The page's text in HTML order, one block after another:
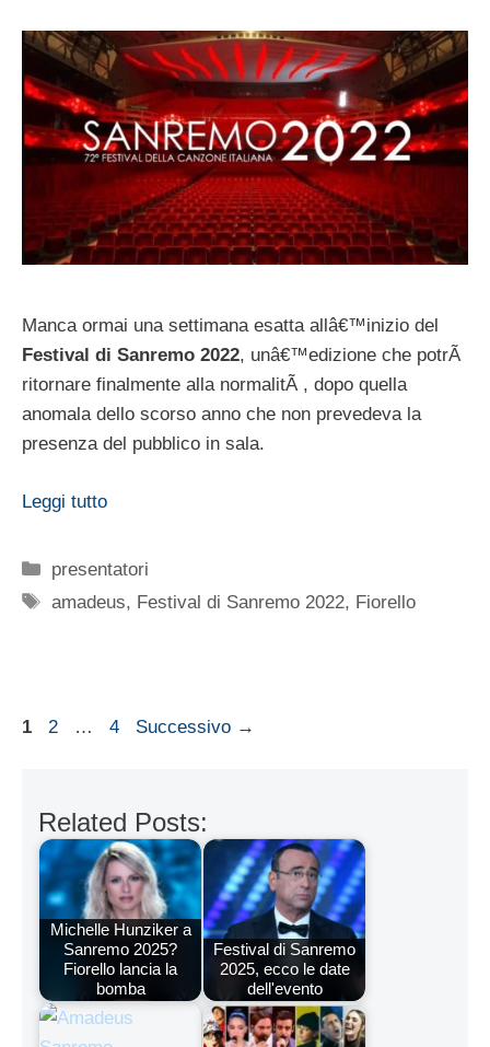
Manca ormai una settimana esatta allâ€™inizio del
Festival di Sanremo 2022, unâ€™edizione che potrÃ
ritornare finalmente alla normalitÃ , dopo quella
anomala dello scorso anno che non prevedeva la
presenza del pubblico in sala.
Leggi tutto
Categorie
presentatori
Tag
amadeus, Festival di Sanremo 2022, Fiorello
Pagina
1 Pagina
2 … Pagina
4 Successivo →
Related Posts:
Michelle Hunziker a
Sanremo 2025?
Fiorello lancia la
bomba
Festival di Sanremo
2025, ecco le date
dell'evento